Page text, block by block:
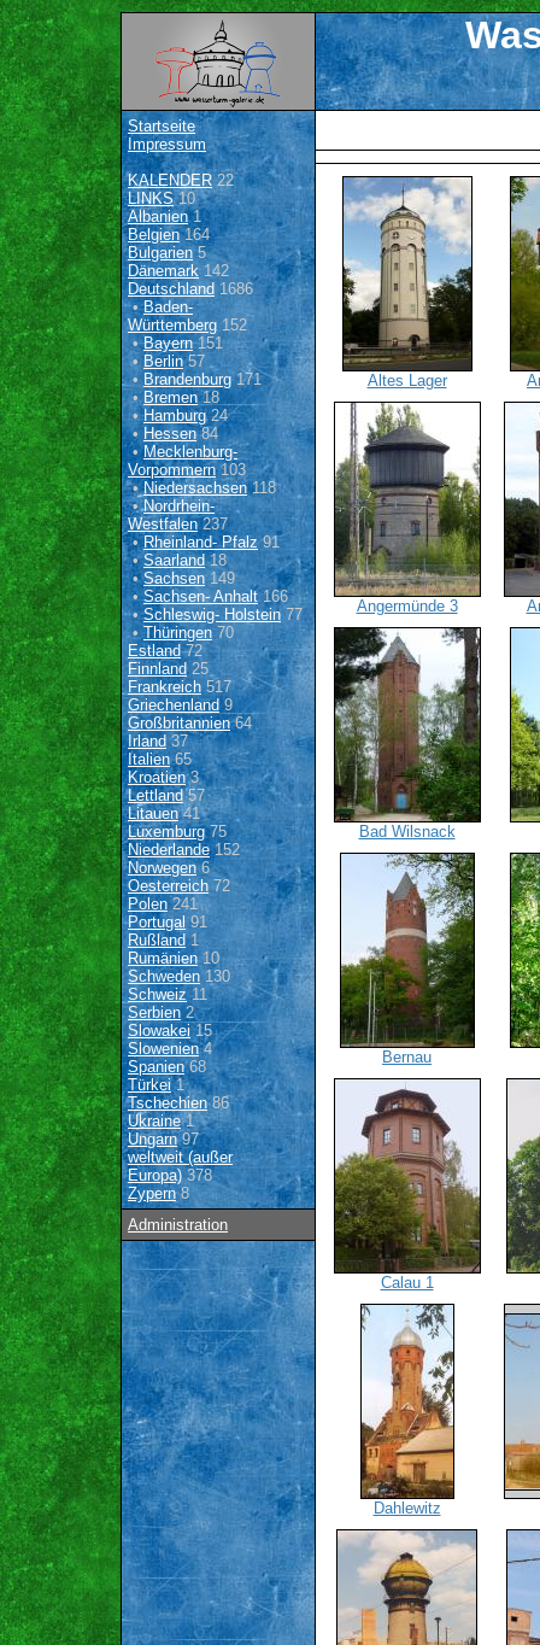
Startseite
Impressum
KALENDER22
LINKS10
Albanien1
Belgien164
Bulgarien 5
Dänemark142
Deutschland 1686
•Baden-
Württemberg 152
•Bayern151
•Berlin57
• Brandenburg171
• Bremen18
•Hamburg24
• Hessen84
•Mecklenburg-
Vorpommern103
•Niedersachsen 118
•Nordrhein-
Westfalen237
•Rheinland- Pfalz 91
•Saarland18
•Sachsen 149
•Sachsen- Anhalt166
•Schleswig- Holstein 77
• Thüringen 70
Estland72
Finnland25
Frankreich 517
Griechenland 9
Großbritannien64
Irland 37
Italien65
Kroatien3
Lettland57
Litauen41
Luxemburg75
Niederlande152
Norwegen6
Oesterreich 72
Polen241
Portugal 91
Rußland1
Rumänien10
Schweden 130
Schweiz 11
Serbien 2
Slowakei 15
Slowenien4
Spanien68
Türkei1
Tschechien86
Ukraine1
Ungarn97
weltweit (außer
Europa)378
Zypern8
Administration
Altes Lager
Angermünde 3
Bad Wilsnack
Bernau
Calau 1
Dahlewitz